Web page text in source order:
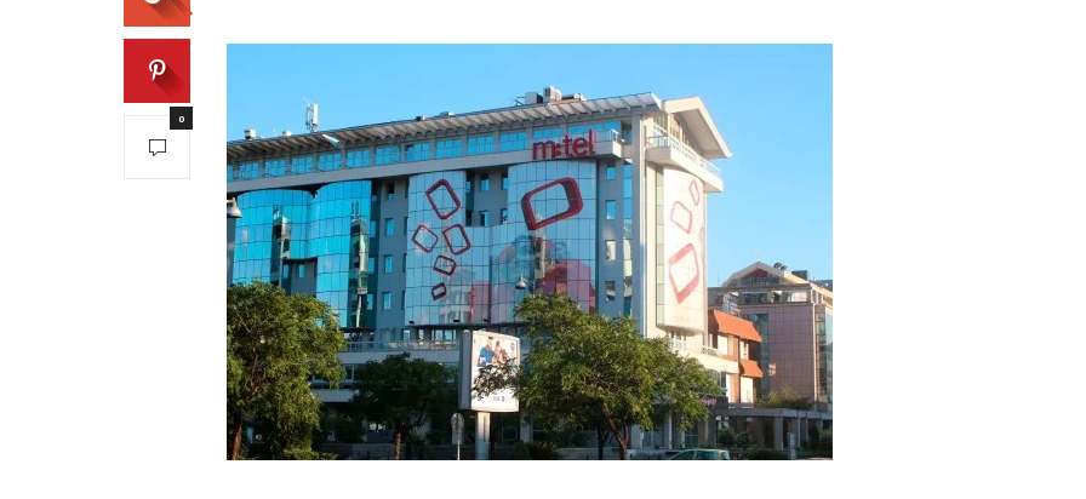
0